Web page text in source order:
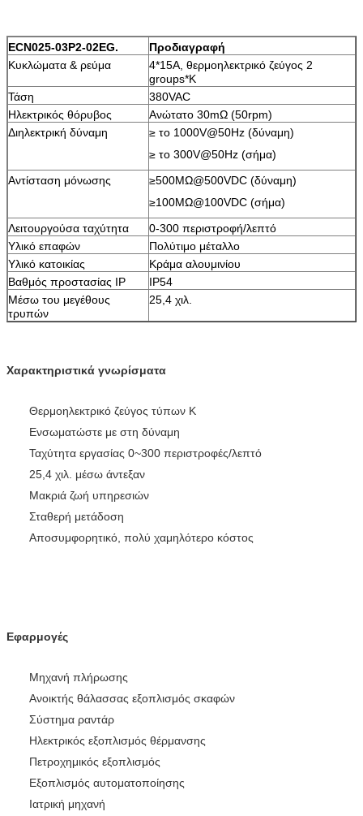
ECN025-03P2-02EG.
Προδιαγραφή
Κυκλώματα & ρεύμα
4*15A, θερμοηλεκτρικό ζεύγος 2
groups*K
Τάση
380VAC
Ηλεκτρικός θόρυβος
Ανώτατο 30mΩ (50rpm)
Διηλεκτρική δύναμη
≥ το 1000V@50Hz (δύναμη)
≥ το 300V@50Hz (σήμα)
Αντίσταση μόνωσης
≥500MΩ@500VDC (δύναμη)
≥100MΩ@100VDC (σήμα)
Λειτουργούσα ταχύτητα
0-300 περιστροφή/λεπτό
Υλικό επαφών
Πολύτιμο μέταλλο
Υλικό κατοικίας
Κράμα αλουμινίου
Βαθμός προστασίας IP
IP54
Μέσω του μεγέθους
τρυπών
25,4 χιλ.
Χαρακτηριστικά γνωρίσματα
Θερμοηλεκτρικό ζεύγος τύπων Κ
Ενσωματώστε με στη δύναμη
Ταχύτητα εργασίας 0~300 περιστροφές/λεπτό
25,4 χιλ. μέσω άντεξαν
Μακριά ζωή υπηρεσιών
Σταθερή μετάδοση
Αποσυμφορητικό, πολύ χαμηλότερο κόστος
Εφαρμογές
Μηχανή πλήρωσης
Ανοικτής θάλασσας εξοπλισμός σκαφών
Σύστημα ραντάρ
Ηλεκτρικός εξοπλισμός θέρμανσης
Πετροχημικός εξοπλισμός
Εξοπλισμός αυτοματοποίησης
Ιατρική μηχανή